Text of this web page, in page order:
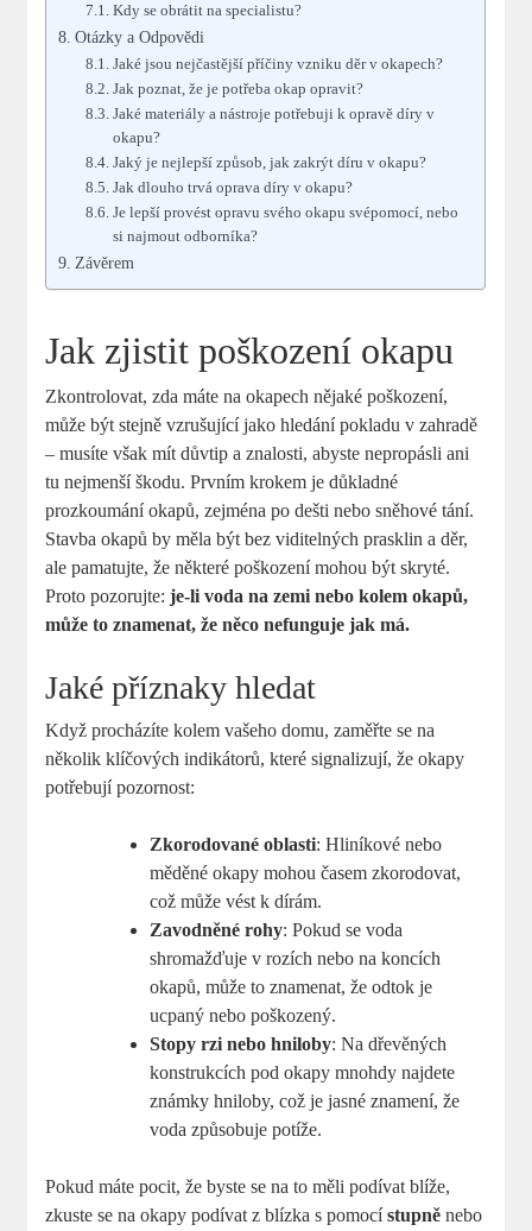
Kdy se obrátit na specialistu?
Otázky a Odpovědi
Jaké jsou nejčastější příčiny vzniku děr v okapech?
Jak poznat, že je potřeba okap opravit?
Jaké materiály a nástroje potřebuji k opravě díry v
okapu?
Jaký je nejlepší způsob, jak zakrýt díru v okapu?
Jak dlouho trvá oprava díry v okapu?
Je lepší provést opravu svého okapu svépomocí, nebo
si najmout odborníka?
Závěrem
Jak zjistit poškození okapu
Zkontrolovat, zda máte na okapech nějaké poškození,
může být stejně vzrušující jako hledání pokladu v zahradě
– musíte však mít důvtip a znalosti, abyste nepropásli ani
tu nejmenší škodu. Prvním krokem je důkladné
prozkoumání okapů, zejména po dešti nebo sněhové tání.
Stavba okapů by měla být bez viditelných prasklin a děr,
ale pamatujte, že některé poškození mohou být skryté.
Proto pozorujte:je-li voda na zemi nebo kolem okapů,
může to znamenat, že něco nefunguje jak má.
Jaké příznaky hledat
Když procházíte kolem vašeho domu, zaměřte se na
několik klíčových indikátorů, které signalizují, že okapy
potřebují pozornost:
Zkorodované oblasti: Hliníkové nebo
měděné okapy mohou časem zkorodovat,
což může vést k dírám.
Zavodněné rohy: Pokud se voda
shromažďuje v rozích nebo na koncích
okapů, může to znamenat, že odtok je
ucpaný nebo poškozený.
Stopy rzi nebo hniloby: Na dřevěných
konstrukcích pod okapy mnohdy najdete
známky hniloby, což je jasné znamení, že
voda způsobuje potíže.
Pokud máte pocit, že byste se na to měli podívat blíže,
zkuste se na okapy podívat z blízka s pomocístupně nebo